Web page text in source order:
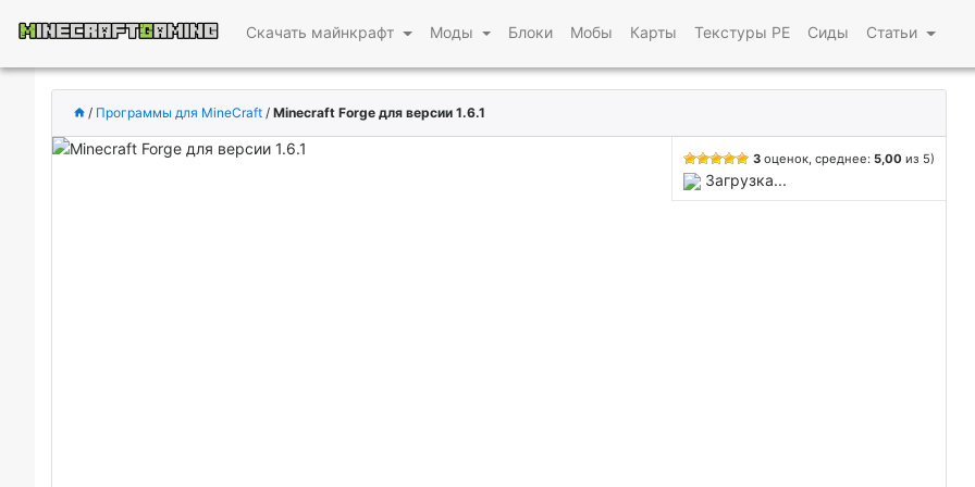
Скачать майнкрафт Моды Блоки Мобы Карты Текстуры PE Сиды Статьи
/ Программы для MineCraft / Minecraft Forge для версии 1.6.1
3 оценок, среднее:5,00 из 5)
Загрузка...